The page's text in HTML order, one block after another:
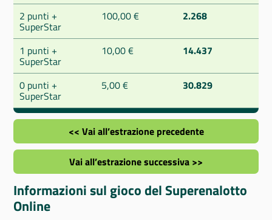
2 punti +
SuperStar
100,00 € 2.268
1 punti +
SuperStar
10,00 € 14.437
0 punti +
SuperStar
5,00 € 30.829
<< Vai all’estrazione precedente
Vai all’estrazione successiva >>
Informazioni sul gioco del Superenalotto
Online